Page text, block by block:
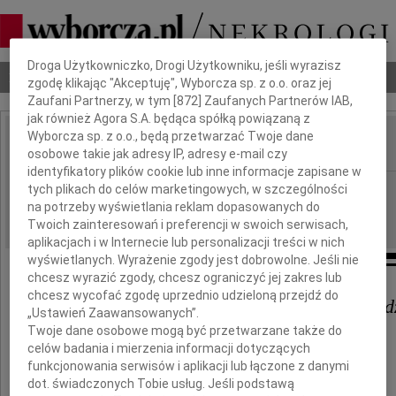
Nekrologi Odeszli Poradnik pogrzebowy
IMIĘ I NAZWISKO:
REGION: Katowice
DATA EMISJI: 13.01.2023
Maciejowi Szpunarowi wraz z
serdeczne wyrazy współczucia
z powodu śmierci
Dbamy o Twoją prywatność
Droga Użytkowniczko, Drogi Użytkowniku, jeśli wyrazisz
zgodę klikając "Akceptuję", Wyborcza sp. z o.o. oraz jej
Zaufani Partnerzy, w tym [872 ] Zaufanych Partnerów IAB,
jak również Agora S.A. będąca spółką powiązaną z
Wyborcza sp. z o.o., będą przetwarzać Twoje dane
osobowe takie jak adresy IP, adresy e-mail czy
identyfikatory plików cookie lub inne informacje zapisane w
tych plikach do celów marketingowych, w szczególności
na potrzeby wyświetlania reklam dopasowanych do
Twoich zainteresowań i preferencji w swoich serwisach,
aplikacjach i w Internecie lub personalizacji treści w nich
wyświetlanych. Wyrażenie zgody jest dobrowolne. Jeśli nie
chcesz wyrazić zgody, chcesz ograniczyć jej zakres lub
chcesz wycofać zgodę uprzednio udzieloną przejdź do
„Ustawień Zaawansowanych”.
Twoje dane osobowe mogą być przetwarzane także do
celów badania i mierzenia informacji dotyczących
funkcjonowania serwisów i aplikacji lub łączone z danymi
dot. świadczonych Tobie usług. Jeśli podstawą